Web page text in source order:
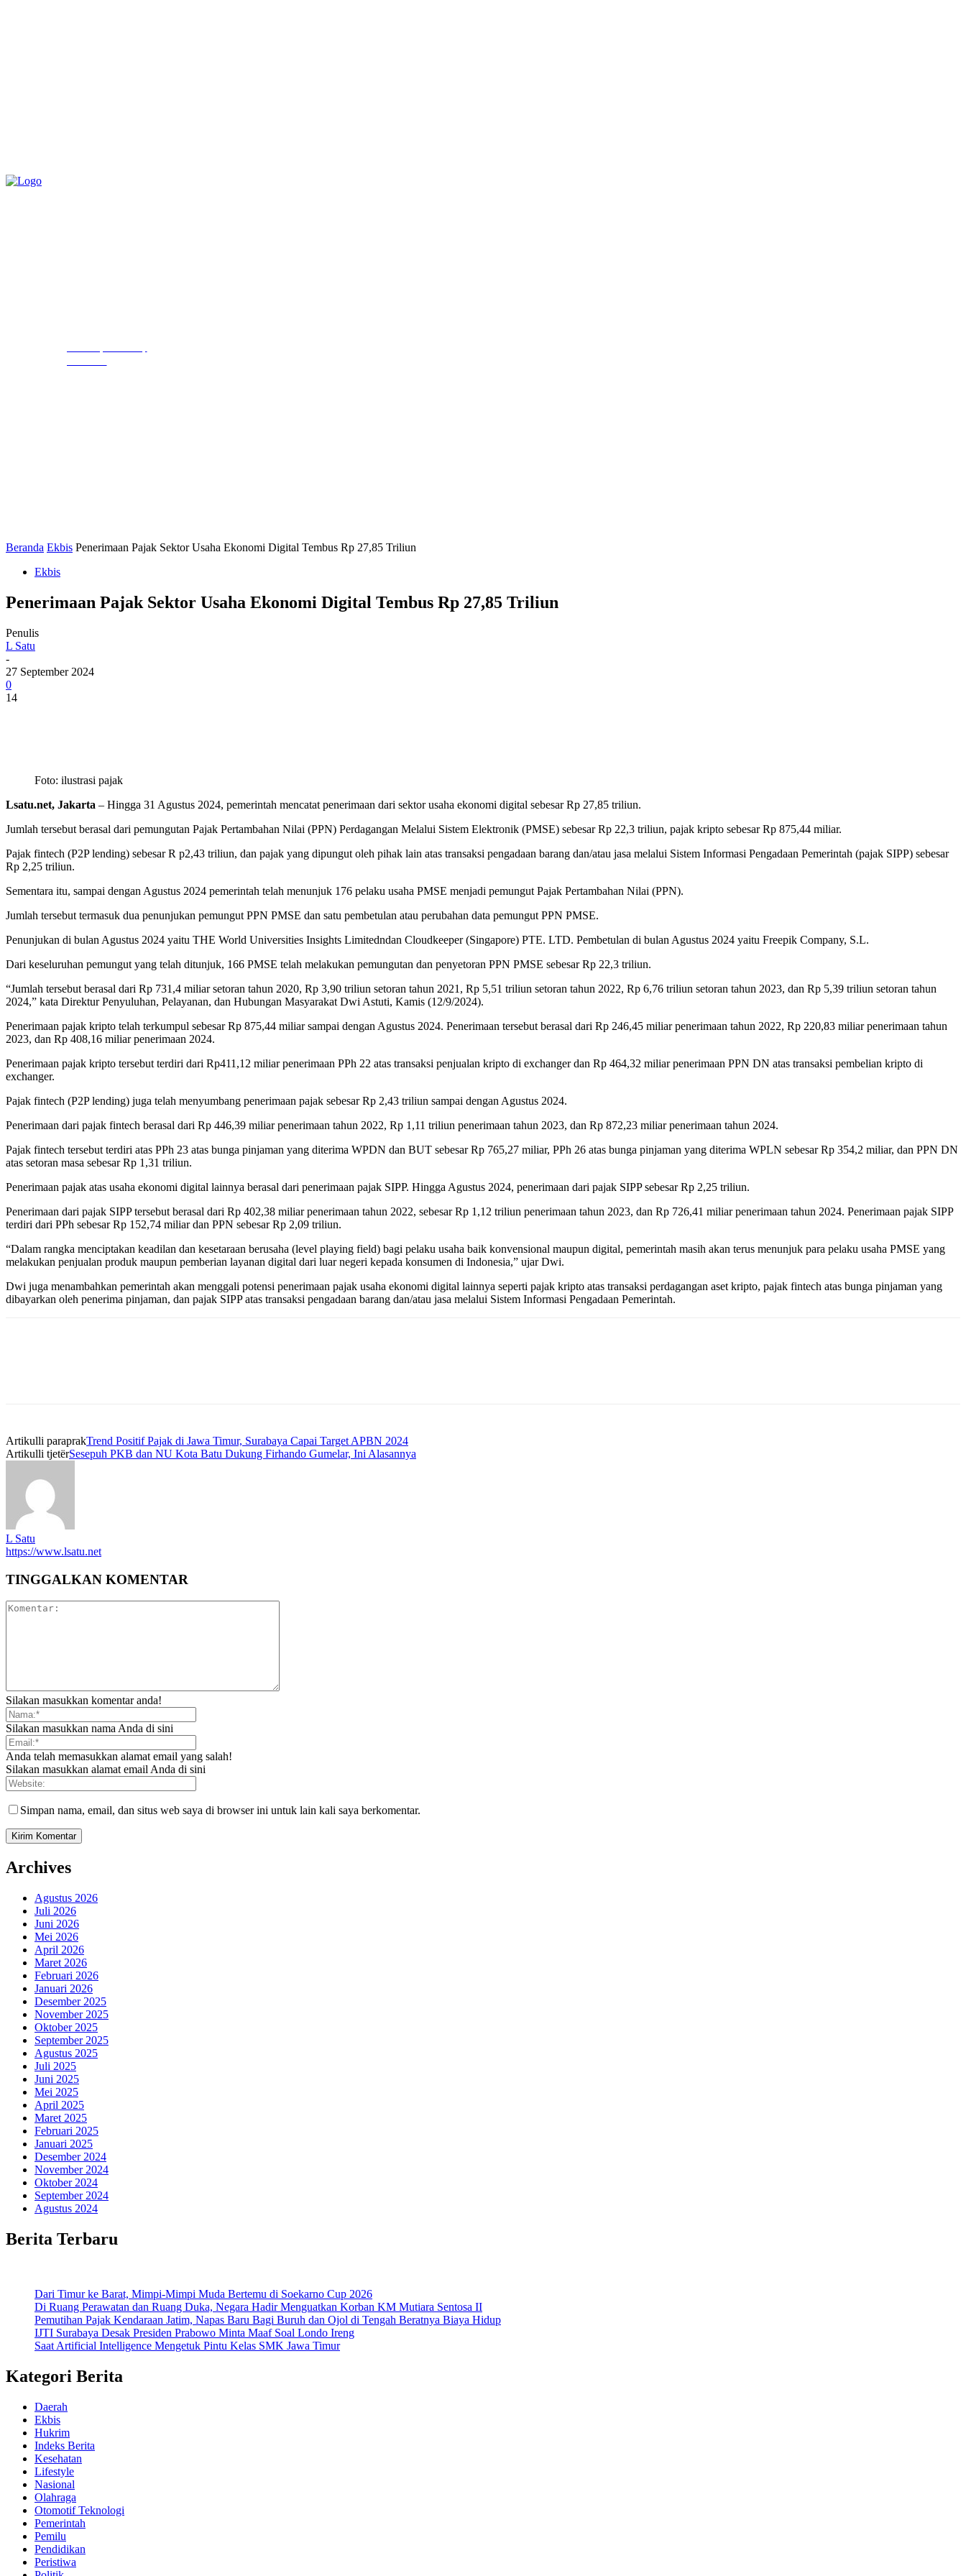
Beranda Ekbis Penerimaan Pajak Sektor Usaha Ekonomi Digital Tembus Rp 27,85 Triliun
Ekbis
Penerimaan Pajak Sektor Usaha Ekonomi Digital Tembus Rp 27,85 Triliun
Penulis
L Satu
-
27 September 2024
0
14
Foto: ilustrasi pajak
Lsatu.net, Jakarta – Hingga 31 Agustus 2024, pemerintah mencatat penerimaan dari sektor usaha ekonomi digital sebesar Rp 27,85 triliun.
Jumlah tersebut berasal dari pemungutan Pajak Pertambahan Nilai (PPN) Perdagangan Melalui Sistem Elektronik (PMSE) sebesar Rp 22,3 triliun, pajak kripto sebesar Rp 875,44 miliar.
Pajak fintech (P2P lending) sebesar R p2,43 triliun, dan pajak yang dipungut oleh pihak lain atas transaksi pengadaan barang dan/atau jasa melalui Sistem Informasi Pengadaan Pemerintah (pajak SIPP) sebesar
Rp 2,25 triliun.
Sementara itu, sampai dengan Agustus 2024 pemerintah telah menunjuk 176 pelaku usaha PMSE menjadi pemungut Pajak Pertambahan Nilai (PPN).
Jumlah tersebut termasuk dua penunjukan pemungut PPN PMSE dan satu pembetulan atau perubahan data pemungut PPN PMSE.
Penunjukan di bulan Agustus 2024 yaitu THE World Universities Insights Limitedndan Cloudkeeper (Singapore) PTE. LTD. Pembetulan di bulan Agustus 2024 yaitu Freepik Company, S.L.
Dari keseluruhan pemungut yang telah ditunjuk, 166 PMSE telah melakukan pemungutan dan penyetoran PPN PMSE sebesar Rp 22,3 triliun.
“Jumlah tersebut berasal dari Rp 731,4 miliar setoran tahun 2020, Rp 3,90 triliun setoran tahun 2021, Rp 5,51 triliun setoran tahun 2022, Rp 6,76 triliun setoran tahun 2023, dan Rp 5,39 triliun setoran tahun
2024,” kata Direktur Penyuluhan, Pelayanan, dan Hubungan Masyarakat Dwi Astuti, Kamis (12/9/2024).
Penerimaan pajak kripto telah terkumpul sebesar Rp 875,44 miliar sampai dengan Agustus 2024. Penerimaan tersebut berasal dari Rp 246,45 miliar penerimaan tahun 2022, Rp 220,83 miliar penerimaan tahun
2023, dan Rp 408,16 miliar penerimaan 2024.
Penerimaan pajak kripto tersebut terdiri dari Rp411,12 miliar penerimaan PPh 22 atas transaksi penjualan kripto di exchanger dan Rp 464,32 miliar penerimaan PPN DN atas transaksi pembelian kripto di
exchanger.
Pajak fintech (P2P lending) juga telah menyumbang penerimaan pajak sebesar Rp 2,43 triliun sampai dengan Agustus 2024.
Penerimaan dari pajak fintech berasal dari Rp 446,39 miliar penerimaan tahun 2022, Rp 1,11 triliun penerimaan tahun 2023, dan Rp 872,23 miliar penerimaan tahun 2024.
Pajak fintech tersebut terdiri atas PPh 23 atas bunga pinjaman yang diterima WPDN dan BUT sebesar Rp 765,27 miliar, PPh 26 atas bunga pinjaman yang diterima WPLN sebesar Rp 354,2 miliar, dan PPN DN
atas setoran masa sebesar Rp 1,31 triliun.
Penerimaan pajak atas usaha ekonomi digital lainnya berasal dari penerimaan pajak SIPP. Hingga Agustus 2024, penerimaan dari pajak SIPP sebesar Rp 2,25 triliun.
Penerimaan dari pajak SIPP tersebut berasal dari Rp 402,38 miliar penerimaan tahun 2022, sebesar Rp 1,12 triliun penerimaan tahun 2023, dan Rp 726,41 miliar penerimaan tahun 2024. Penerimaan pajak SIPP
terdiri dari PPh sebesar Rp 152,74 miliar dan PPN sebesar Rp 2,09 triliun.
“Dalam rangka menciptakan keadilan dan kesetaraan berusaha (level playing field) bagi pelaku usaha baik konvensional maupun digital, pemerintah masih akan terus menunjuk para pelaku usaha PMSE yang
melakukan penjualan produk maupun pemberian layanan digital dari luar negeri kepada konsumen di Indonesia,” ujar Dwi.
Dwi juga menambahkan pemerintah akan menggali potensi penerimaan pajak usaha ekonomi digital lainnya seperti pajak kripto atas transaksi perdagangan aset kripto, pajak fintech atas bunga pinjaman yang
dibayarkan oleh penerima pinjaman, dan pajak SIPP atas transaksi pengadaan barang dan/atau jasa melalui Sistem Informasi Pengadaan Pemerintah.
Artikulli paraprakTrend Positif Pajak di Jawa Timur, Surabaya Capai Target APBN 2024
Artikulli tjetërSesepuh PKB dan NU Kota Batu Dukung Firhando Gumelar, Ini Alasannya
L Satu
https://www.lsatu.net
TINGGALKAN KOMENTAR
Silakan masukkan komentar anda!
Silakan masukkan nama Anda di sini
Anda telah memasukkan alamat email yang salah!
Silakan masukkan alamat email Anda di sini
Simpan nama, email, dan situs web saya di browser ini untuk lain kali saya berkomentar.
Archives
Agustus 2026
Juli 2026
Juni 2026
Mei 2026
April 2026
Maret 2026
Februari 2026
Januari 2026
Desember 2025
November 2025
Oktober 2025
September 2025
Agustus 2025
Juli 2025
Juni 2025
Mei 2025
April 2025
Maret 2025
Februari 2025
Januari 2025
Desember 2024
November 2024
Oktober 2024
September 2024
Agustus 2024
Berita Terbaru
Dari Timur ke Barat, Mimpi-Mimpi Muda Bertemu di Soekarno Cup 2026
Di Ruang Perawatan dan Ruang Duka, Negara Hadir Menguatkan Korban KM Mutiara Sentosa II
Pemutihan Pajak Kendaraan Jatim, Napas Baru Bagi Buruh dan Ojol di Tengah Beratnya Biaya Hidup
IJTI Surabaya Desak Presiden Prabowo Minta Maaf Soal Londo Ireng
Saat Artificial Intelligence Mengetuk Pintu Kelas SMK Jawa Timur
Kategori Berita
Daerah
Ekbis
Hukrim
Indeks Berita
Kesehatan
Lifestyle
Nasional
Olahraga
Otomotif Teknologi
Pemerintah
Pemilu
Pendidikan
Peristiwa